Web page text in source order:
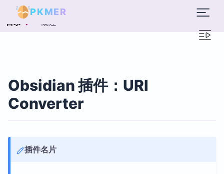
PKMER
目录 概述
Obsidian 插件：URI
Converter
插件名片